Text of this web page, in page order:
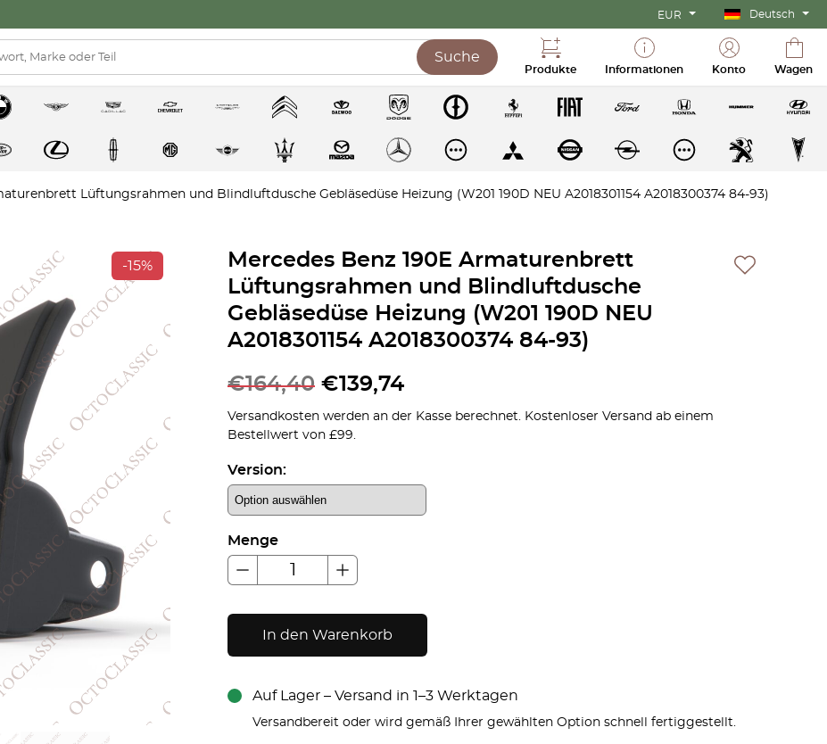
EUR Deutsch
Suche
Produkte Informationen Konto Wagen
Lüftungsrahmen und Blindluftdusche Gebläsedüse Heizung (W201 190D NEU A2018301154 A2018300374 84-93)
-15%
Mercedes Benz 190E Armaturenbrett
Lüftungsrahmen und Blindluftdusche
Gebläsedüse Heizung (W201 190D NEU
A2018301154 A2018300374 84-93)
€164,40 €139,74
Versandkosten werden an der Kasse berechnet. Kostenloser Versand ab einem
Bestellwert von £99.
Version:
Menge
In den Warenkorb
Auf Lager – Versand in 1–3 Werktagen
Versandbereit oder wird gemäß Ihrer gewählten Option schnell fertiggestellt.